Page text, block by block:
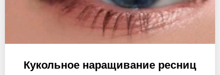
Кукольное наращивание ресниц